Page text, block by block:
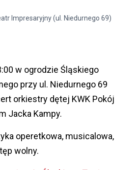
Impresaryjny (ul. Niedurnego 69)
w ogrodzie Śląskiego
przy ul. Niedurnego 69
orkiestry dętej KWK Pokój
Jacka Kampy.
operetkowa, musicalowa,
wolny.